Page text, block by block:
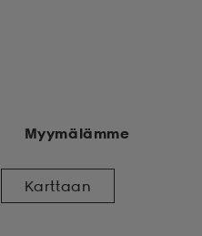
Myymälämme
Karttaan